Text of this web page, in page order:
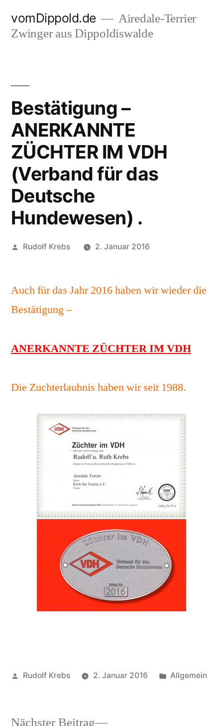
Inhalt
vomDippold.de
Airedale-Terrier
Zwinger aus Dippoldiswalde
Bestätigung –
ANERKANNTE
ZÜCHTER IM VDH
(Verband für das
Deutsche
Hundewesen) .
Veröffentlicht
Rudolf Krebs 2. Januar 2016
Auch für das Jahr 2016 haben wir wieder die
Bestätigung –
ANERKANNTE ZÜCHTER IM VDH
Die Zuchterlaubnis haben wir seit 1988.
Veröffentlicht
Rudolf Krebs 2. Januar 2016
Veröffentlicht
Allgemein
Nächster Beitrag
Nächster